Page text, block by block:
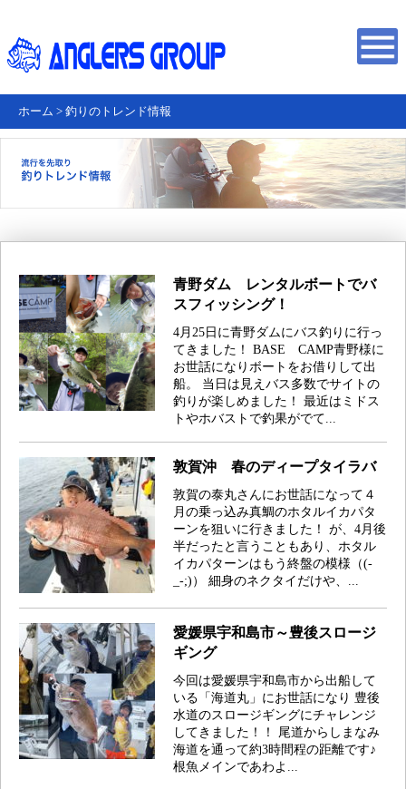
ホーム > 釣りのトレンド情報
青野ダム レンタルボートでバ
スフィッシング！
4月25日に青野ダムにバス釣りに行っ
てきました！ BASE CAMP青野様に
お世話になりボートをお借りして出
船。 当日は見えバス多数でサイトの
釣りが楽しめました！ 最近はミドス
トやホバストで釣果がでて...
敦賀沖 春のディープタイラバ
敦賀の泰丸さんにお世話になって４
月の乗っ込み真鯛のホタルイカパタ
ーンを狙いに行きました！ が、4月後
半だったと言うこともあり、ホタル
イカパターンはもう終盤の模様（(-
_-;)） 細身のネクタイだけや、...
愛媛県宇和島市～豊後スロージ
ギング
今回は愛媛県宇和島市から出船して
いる「海道丸」にお世話になり 豊後
水道のスロージギングにチャレンジ
してきました！！ 尾道からしまなみ
海道を通って約3時間程の距離です♪
根魚メインであわよ...